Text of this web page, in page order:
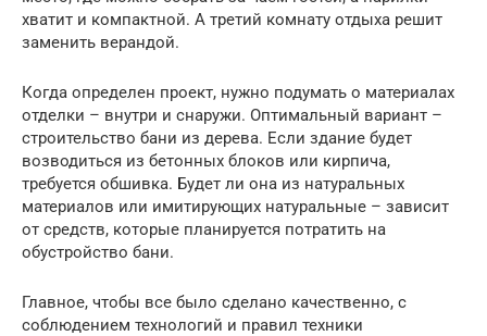
хватит и компактной. А третий комнату отдыха решит
заменить верандой.
Когда определен проект, нужно подумать о материалах
отделки – внутри и снаружи. Оптимальный вариант –
строительство бани из дерева. Если здание будет
возводиться из бетонных блоков или кирпича,
требуется обшивка. Будет ли она из натуральных
материалов или имитирующих натуральные – зависит
от средств, которые планируется потратить на
обустройство бани.
Главное, чтобы все было сделано качественно, с
соблюдением технологий и правил техники